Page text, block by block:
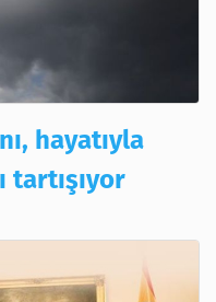
hayatıyla
tartışıyor